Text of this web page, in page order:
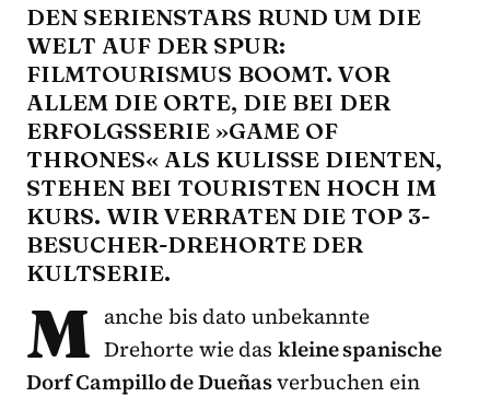
DEN SERIENSTARS RUND UM DIE
WELT AUF DER SPUR:
FILMTOURISMUS BOOMT. VOR
ALLEM DIE ORTE, DIE BEI DER
ERFOLGSSERIE »GAME OF
THRONES« ALS KULISSE DIENTEN,
STEHEN BEI TOURISTEN HOCH IM
KURS. WIR VERRATEN DIE TOP 3-
BESUCHER-DREHORTE DER
KULTSERIE.
M anche bis dato unbekannte
Drehorte wie das kleine spanische
Dorf Campillo de Dueñasverbuchen ein